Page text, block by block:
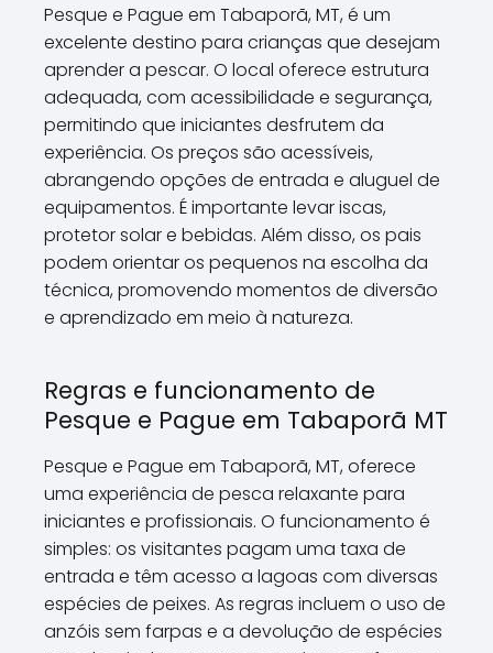
Pesque e Pague em Tabaporã, MT, é um
excelente destino para crianças que desejam
aprender a pescar. O local oferece estrutura
adequada, com acessibilidade e segurança,
permitindo que iniciantes desfrutem da
experiência. Os preços são acessíveis,
abrangendo opções de entrada e aluguel de
equipamentos. É importante levar iscas,
protetor solar e bebidas. Além disso, os pais
podem orientar os pequenos na escolha da
técnica, promovendo momentos de diversão
e aprendizado em meio à natureza.
Regras e funcionamento de
Pesque e Pague em Tabaporã MT
Pesque e Pague em Tabaporã, MT, oferece
uma experiência de pesca relaxante para
iniciantes e profissionais. O funcionamento é
simples: os visitantes pagam uma taxa de
entrada e têm acesso a lagoas com diversas
espécies de peixes. As regras incluem o uso de
anzóis sem farpas e a devolução de espécies